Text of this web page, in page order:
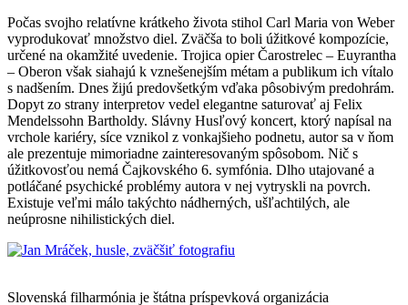
Počas svojho relatívne krátkeho života stihol Carl Maria von Weber
vyprodukovať množstvo diel. Zväčša to boli úžitkové kompozície,
určené na okamžité uvedenie. Trojica opier Čarostrelec – Euyrantha
– Oberon však siahajú k vznešenejším métam a publikum ich vítalo
s nadšením. Dnes žijú predovšetkým vďaka pôsobivým predohrám.
Dopyt zo strany interpretov vedel elegantne saturovať aj Felix
Mendelssohn Bartholdy. Slávny Husľový koncert, ktorý napísal na
vrchole kariéry, síce vznikol z vonkajšieho podnetu, autor sa v ňom
ale prezentuje mimoriadne zainteresovaným spôsobom. Nič s
úžitkovosťou nemá Čajkovského 6. symfónia. Dlho utajované a
potláčané psychické problémy autora v nej vytryskli na povrch.
Existuje veľmi málo takýchto nádherných, ušľachtilých, ale
neúprosne nihilistických diel.
Slovenská filharmónia je štátna príspevková organizácia